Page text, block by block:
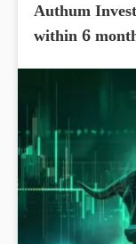
Authum
within 6